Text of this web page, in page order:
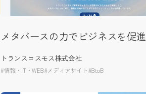
メタバースの力でビジネスを促進
トランスコスモス株式会社
#情報・IT・WEB#メディアサイト#BtoB